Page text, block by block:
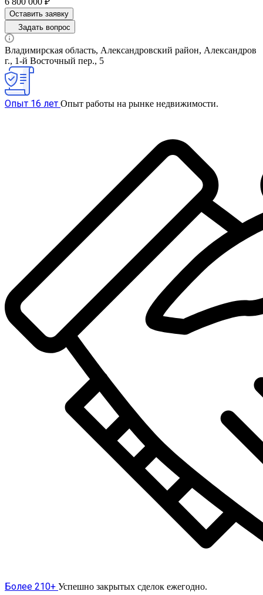
Оставить заявку
Задать вопрос
Владимирская область, Александровский район, Александров
г., 1-й Восточный пер., 5
Опыт 16 лет Опыт работы на рынке недвижимости.
Более 210+ Успешно закрытых сделок ежегодно.